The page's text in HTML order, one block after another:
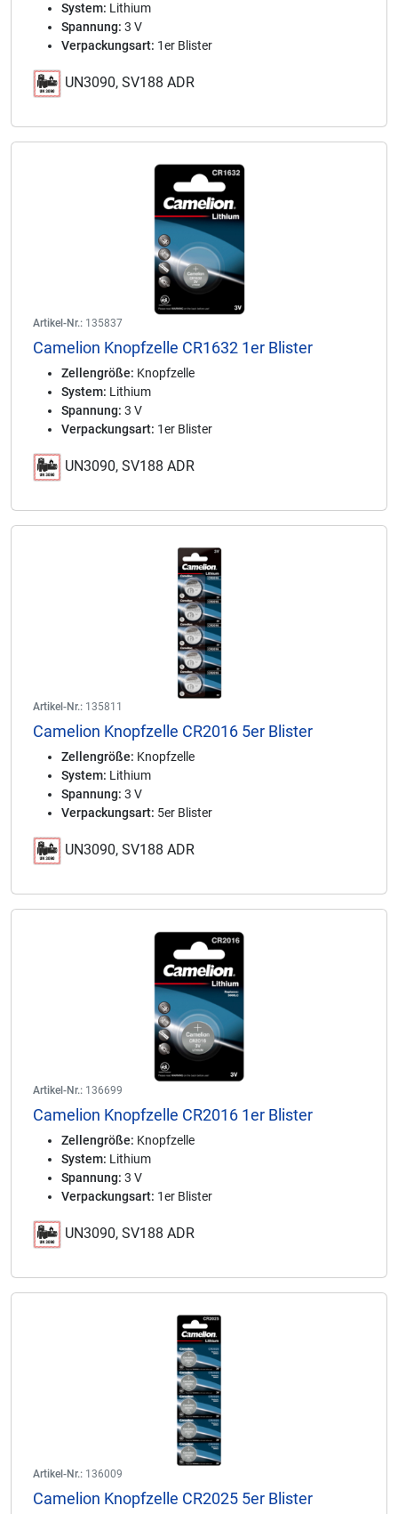
System: Lithium
Spannung: 3 V
Verpackungsart: 1er Blister
UN3090, SV188 ADR
Artikel-Nr.: 135837
Camelion Knopfzelle CR1632 1er Blister
Zellengröße: Knopfzelle
System: Lithium
Spannung: 3 V
Verpackungsart: 1er Blister
UN3090, SV188 ADR
Artikel-Nr.: 135811
Camelion Knopfzelle CR2016 5er Blister
Zellengröße: Knopfzelle
System: Lithium
Spannung: 3 V
Verpackungsart: 5er Blister
UN3090, SV188 ADR
Artikel-Nr.: 136699
Camelion Knopfzelle CR2016 1er Blister
Zellengröße: Knopfzelle
System: Lithium
Spannung: 3 V
Verpackungsart: 1er Blister
UN3090, SV188 ADR
Artikel-Nr.: 136009
Camelion Knopfzelle CR2025 5er Blister